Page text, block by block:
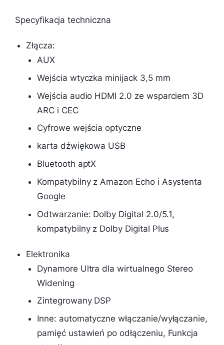
Specyfikacja techniczna
Złącza:
AUX
Wejścia wtyczka minijack 3,5 mm
Wejścia audio HDMI 2.0 ze wsparciem 3D
ARC i CEC
Cyfrowe wejścia optyczne
karta dźwiękowa USB
Bluetooth aptX
Kompatybilny z Amazon Echo i Asystenta
Google
Odtwarzanie: Dolby Digital 2.0/5.1,
kompatybilny z Dolby Digital Plus
Elektronika
Dynamore Ultra dla wirtualnego Stereo
Widening
Zintegrowany DSP
Inne: automatyczne włączanie/wyłączanie,
pamięć ustawień po odłączeniu, Funkcja